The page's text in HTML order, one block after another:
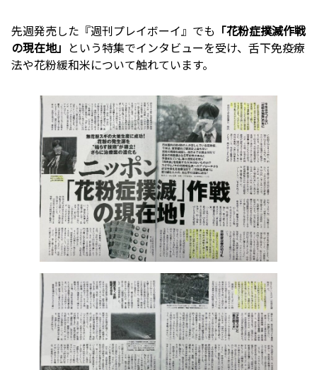
先週発売した『週刊プレイボーイ』でも 「花粉症撲滅作戦
の現在地」 という特集でインタビューを受け、舌下免疫療
法や花粉緩和米について触れています。